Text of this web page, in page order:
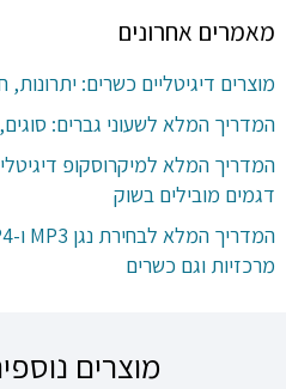
מאמרים אחרונים
מוצרים דיגיטליים כשרים:
המדריך המלא לשעוני גברים:
המדריך המלא למיקרוסקופ
דגמים מובילים בשוק
מרכזיות וגם כשרים
מוצרים